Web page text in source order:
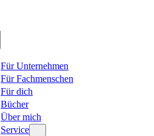
Für Unternehmen
Für Fachmenschen
Für dich
Bücher
Über mich
Service